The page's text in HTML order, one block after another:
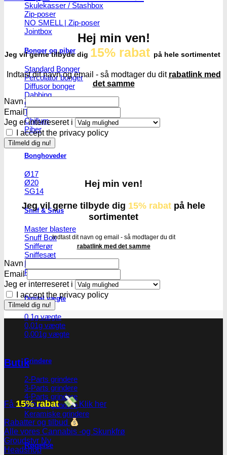
Skulekasser / Stashbox
Zip-poser
NO SMELL | Zip-poser
Jointbox
Bonger og piber
Standard Bonger
Percolator bonger
Diffusor bonger
Dabbing
Olie Bonger / Rigs
Tjubanger
Chillum
Piber
Bonghoveder
Ø17
Ø20
SG14
Sniff & Snus
Master blastere
Snuff Box
Snifferør
Sniffesæt
Pulverbeholdere
Pulverknusere
Digital vægte
0,1g vægte
0,01g vægte
0,001g vægte
Grindere
2-Parts grindere
3-Parts grindere
4-Parts grindere
5-Parts grindere
Keramiske grindere
Røgelse
Hej min ven!
Jeg vil gerne tilbyde dig 15% rabat på hele sortimentet
Indtast dit navn og email - så modtager du dit rabatlink med
det samme
Navn
Email
Jeg er interreseret i
I accept the privacy policy
Hej min ven!
Jeg vil gerne tilbyde dig 15% rabat på hele
sortimentet
Indtast dit navn og email - så modtager du dit
rabatlink med det samme
Navn
Email
Jeg er interreseret i
I accept the privacy policy
Butik
Få 15% rabat Klik her
Rabatter og tilbud
Alle vores Cannabis -og Skunkfrø
Groudstyr
Headshop